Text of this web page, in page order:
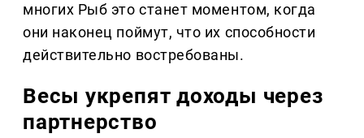
многих Рыб это станет моментом, когда
они наконец поймут, что их способности
действительно востребованы.
Весы укрепят доходы через
партнерство